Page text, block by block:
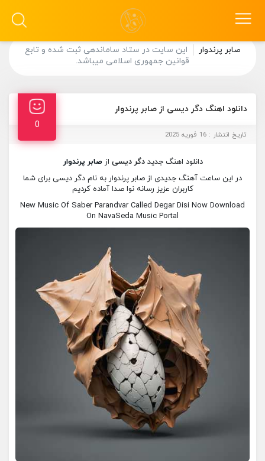
صابر پرندوار
این سایت در ستاد ساماندهی ثبت شده و تابع
قوانین جمهوری اسلامی میباشد.
دانلود اهنگ دگر دیسی از صابر پرندوار
0
تاریخ انتشار : 16 فوریه 2025
دانلود اهنگ جدید دگر دیسی از صابر پرندوار
در این ساعت آهنگ جدیدی از صابر پرندوار به نام دگر دیسی برای شما
کاربران عزیز رسانه نوا صدا آماده کردیم
New Music Of Saber Parandvar Called Degar Disi Now Download
On NavaSeda Music Portal